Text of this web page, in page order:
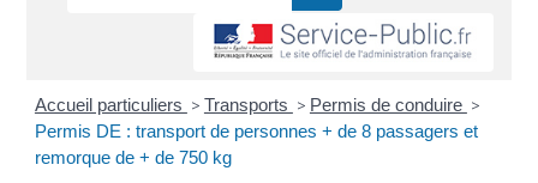
Accueil particuliers > Transports > Permis de conduire >
Permis DE : transport de personnes + de 8 passagers et
remorque de + de 750 kg